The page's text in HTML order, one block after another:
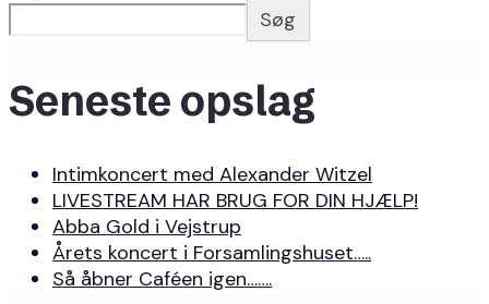
Søg
Seneste opslag
Intimkoncert med Alexander Witzel
LIVESTREAM HAR BRUG FOR DIN HJÆLP!
Abba Gold i Vejstrup
Årets koncert i Forsamlingshuset…..
Så åbner Caféen igen…….